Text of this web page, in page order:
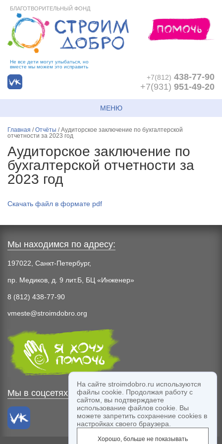
БЛАГОТВОРИТЕЛЬНЫЙ ФОНД
Не все дети могут улыбаться, но
вместе мы можем это исправить
+7(812) 438-77-90
+7(931) 951-49-20
МЕНЮ
Главная /Отчёты /Аудиторское заключение по бухгалтерской
отчетности за 2023 год
Аудиторское заключение по
бухгалтерской отчетности за
2023 год
Cкачать файл в формате pdf
Мы находимся по адресу:
197022, Санкт-Петербург,
пр. Медиков, д. 9 лит.Б, БЦ «Инженер»
8 (812) 438-77-90
vmeste@stroimdobro.org
Мы в соцсетях:
На сайте stroimdobro.ru используются
файлы cookie. Продолжая работу с
сайтом, вы подтверждаете
использование файлов cookie. Вы
можете запретить сохранение cookies в
настройках своего браузера.
Хорошо, больше не показывать